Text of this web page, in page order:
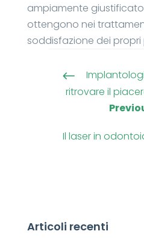
ampiamente
ottengono nei
soddisfazione dei propri
#
ritrovare il
Il laser in
Articoli recenti